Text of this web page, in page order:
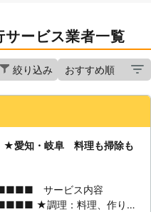
ービス業者一覧
絞り込み
愛知・岐阜 料理も掃除も
サービス内容
★調理：料理、作り置